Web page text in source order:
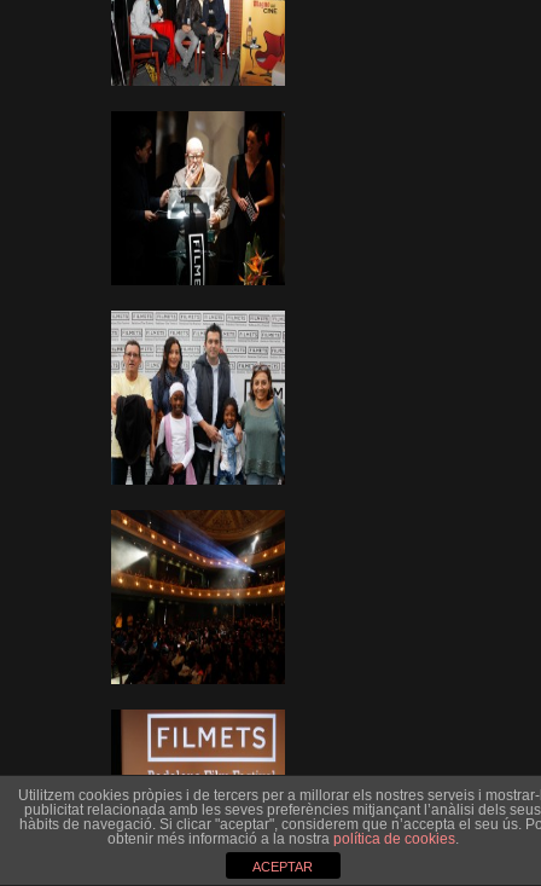
Utilitzem cookies pròpies i de tercers per a millorar els nostres serveis i
publicitat relacionada amb les seves preferències mitjançant l’anàlisi dels seus
hàbits de navegació. Si clicar "aceptar", considerem que n’accepta el seu ús.
obtenir més informació a la nostra política de cookies.
ACEPTAR